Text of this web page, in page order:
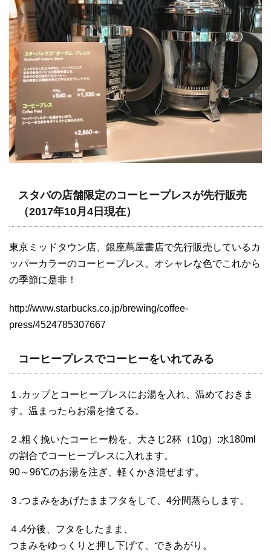
スタバの店舗限定のコーヒープレスが先行販売
（2017年10月4日現在）
東京ミッドタウン店、銀座蔦屋書店で先行販売しているカ
ッパーカラーのコーヒープレス。オシャレな色でこれから
の季節に是非！
http://www.starbucks.co.jp/brewing/coffee-
press/4524785307667
コーヒープレスでコーヒーをいれてみる
１.カップとコーヒープレスにお湯を入れ、温めておきま
す。温まったらお湯を捨てる。
２.粗く挽いたコーヒー粉を、大さじ2杯（10g）:水180ml
の割合でコーヒープレスに入れます。
90～96℃のお湯を注ぎ、軽くかき混ぜます。
３.つまみをあげたままフタをして、4分間蒸らします。
４.4分後、フタをしたまま、
つまみをゆっくりと押し下げて、できあがり。